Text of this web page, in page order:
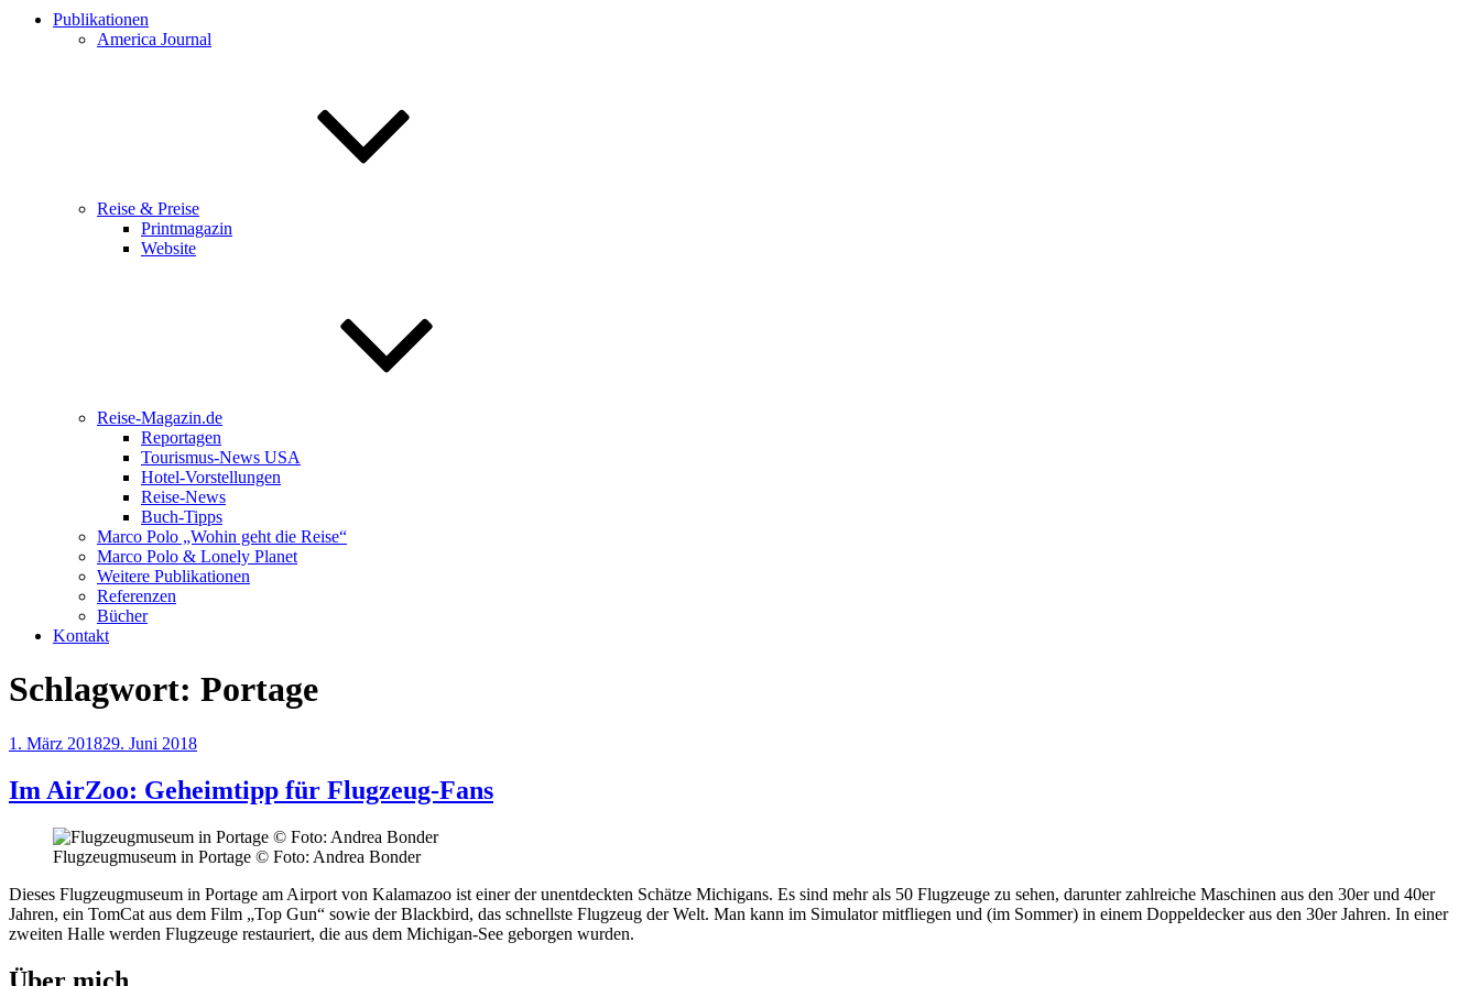
Publikationen
America Journal
Reise & Preise
Printmagazin
Website
Reise-Magazin.de
Reportagen
Tourismus-News USA
Hotel-Vorstellungen
Reise-News
Buch-Tipps
Marco Polo „Wohin geht die Reise“
Marco Polo & Lonely Planet
Weitere Publikationen
Referenzen
Bücher
Kontakt
Schlagwort: Portage
Veröffentlicht
1. März 201829. Juni 2018
Im AirZoo: Geheimtipp für Flugzeug-Fans
Flugzeugmuseum in Portage © Foto: Andrea Bonder
Dieses Flugzeugmuseum in Portage am Airport von Kalamazoo ist einer der unentdeckten Schätze Michigans. Es sind mehr als 50 Flugzeuge zu sehen, darunter zahlreiche Maschinen aus den 30er und 40er
Jahren, ein TomCat aus dem Film „Top Gun“ sowie der Blackbird, das schnellste Flugzeug der Welt. Man kann im Simulator mitfliegen und (im Sommer) in einem Doppeldecker aus den 30er Jahren. In einer
zweiten Halle werden Flugzeuge restauriert, die aus dem Michigan-See geborgen wurden.
Über mich